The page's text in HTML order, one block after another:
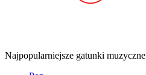
Najpopularniejsze gatunki muzyczne